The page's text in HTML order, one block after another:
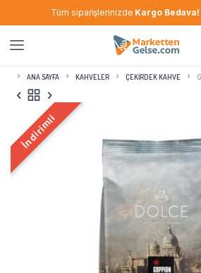
Tüm siparişlerinizde Kargo Bedava!
ANA SAYFA KAHVELER ÇEKIRDEK KAHVE
İndirimli